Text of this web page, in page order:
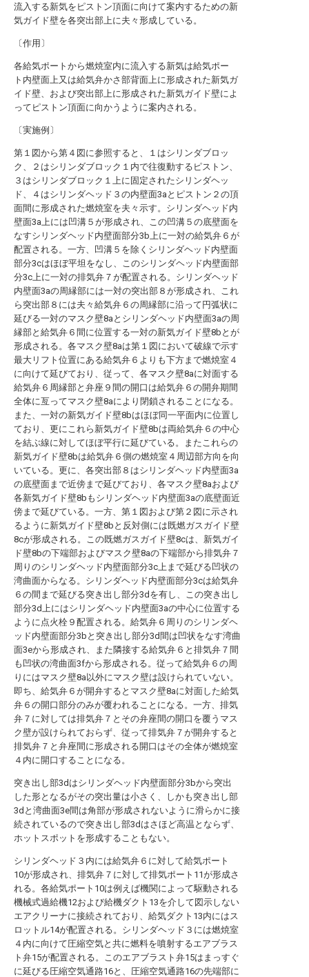
流入する新気をピストン頂面に向けて案内するための新
気ガイド壁を各突出部上に夫々形成している。
〔作用〕
各給気ポートから燃焼室内に流入する新気は給気ポー
ト内壁面上又は給気弁かさ部背面上に形成された新気ガ
イド壁、および突出部上に形成された新気ガイド壁によ
ってピストン頂面に向かうように案内される。
〔実施例〕
第１図から第４図に参照すると、１はシリンダブロッ
ク、２はシリンダブロック１内で往復動するピストン、
３はシリンダブロック１上に固定されたシリンダヘッ
ド、４はシリンダヘッド３の内壁面3aとピストン２の頂
面間に形成された燃焼室を夫々示す。シリンダヘッド内
壁面3a上には凹溝５が形成され、この凹溝５の底壁面を
なすシリンダヘッド内壁面部分3b上に一対の給気弁６が
配置される。一方、凹溝５を除くシリンダヘッド内壁面
部分3cはほぼ平坦をなし、このシリンダヘッド内壁面部
分3c上に一対の排気弁７が配置される。シリンダヘッド
内壁面3aの周縁部には一対の突出部８が形成され、これ
ら突出部８には夫々給気弁６の周縁部に沿って円弧状に
延びる一対のマスク壁8aとシリンダヘッド内壁面3aの周
縁部と給気弁６間に位置する一対の新気ガイド壁8bとが
形成される。各マスク壁8aは第１図において破線で示す
最大リフト位置にある給気弁６よりも下方まで燃焼室４
に向けて延びており、従って、各マスク壁8aに対面する
給気弁６周縁部と弁座９間の開口は給気弁６の開弁期間
全体に亙ってマスク壁8aにより閉鎖されることになる。
また、一対の新気ガイド壁8bはほぼ同一平面内に位置し
ており、更にこれら新気ガイド壁8bは両給気弁６の中心
を結ぶ線に対してほぼ平行に延びている。またこれらの
新気ガイド壁8bは給気弁６側の燃焼室４周辺部方向を向
いている。更に、各突出部８はシリンダヘッド内壁面3a
の底壁面まで近傍まで延びており、各マスク壁8aおよび
各新気ガイド壁8bもシリンダヘッド内壁面3aの底壁面近
傍まで延びている。一方、第１図および第２図に示され
るように新気ガイド壁8bと反対側には既燃ガスガイド壁
8cが形成される。この既燃ガスガイド壁8cは、新気ガイ
ド壁8bの下端部およびマスク壁8aの下端部から排気弁７
周りのシリンダヘッド内壁面部分3c上まで延びる凹状の
湾曲面からなる。シリンダヘッド内壁面部分3cは給気弁
６の間まで延びる突き出し部分3dを有し、この突き出し
部分3d上にはシリンダヘッド内壁面3aの中心に位置する
ように点火栓９配置される。給気弁６周りのシリンダヘ
ッド内壁面部分3bと突き出し部分3d間は凹状をなす湾曲
面3eから形成され、また隣接する給気弁６と排気弁７間
も凹状の湾曲面3fから形成される。従って給気弁６の周
りにはマスク壁8a以外にマスク壁は設けられていない。
即ち、給気弁６が開弁するとマスク壁8aに対面した給気
弁６の開口部分のみが覆われることになる。一方、排気
弁７に対しては排気弁７とその弁座間の開口を覆うマス
ク壁が設けられておらず、従って排気弁７が開弁すると
排気弁７と弁座間に形成される開口はその全体が燃焼室
４内に開口することになる。
突き出し部3dはシリンダヘッド内壁面部分3bから突出
した形となるがその突出量は小さく、しかも突き出し部
3dと湾曲面3e間は角部が形成されないように滑らかに接
続されているので突き出し部3dはさほど高温とならず、
ホットスポットを形成することもない。
シリンダヘッド３内には給気弁６に対して給気ポート
10が形成され、排気弁７に対して排気ポート11が形成さ
れる。各給気ポート10は例えば機関によって駆動される
機械式過給機12および給機ダクト13を介して図示しない
エアクリーナに接続されており、給気ダクト13内にはス
ロットル14が配置される。シリンダヘッド３には燃焼室
４内に向けて圧縮空気と共に燃料を噴射するエアブラス
ト弁15が配置される。このエアブラスト弁15はまっすぐ
に延びる圧縮空気通路16と、圧縮空気通路16の先端部に